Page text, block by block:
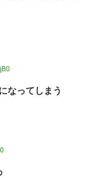
なってしまう